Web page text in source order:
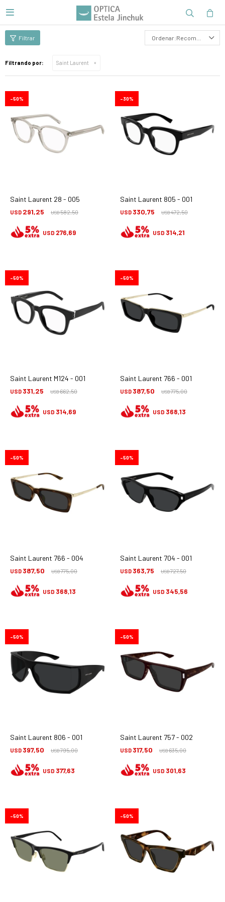

Recomendados
Filtrando por: Saint Laurent
Saint Laurent 28 - 005
USD 291,25 USD582,50
50
USD 276,69
Saint Laurent 805 - 001
USD 330,75 USD472,50
30
USD 314,21
Saint Laurent M124 - 001
USD 331,25 USD662,50
50
USD 314,69
Saint Laurent 766 - 001
USD 387,50 USD775,00
50
USD 368,13
Saint Laurent 766 - 004
USD 387,50 USD775,00
50
USD 368,13
Saint Laurent 704 - 001
USD 363,75 USD727,50
50
USD 345,56
Saint Laurent 806 - 001
USD 397,50 USD795,00
50
USD 377,63
Saint Laurent 757 - 002
USD 317,50 USD635,00
50
USD 301,63
50 50